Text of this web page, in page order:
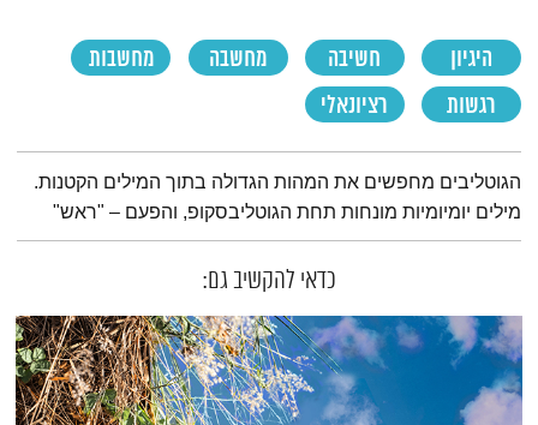
היגיון חשיבה מחשבה
מחשבות
רגשות
רציונאלי
תמצית הפודקאסט
הגוטליבים מחפשים את המהות הגדולה בתוך המילים הקטנות.
מילים יומיומיות מונחות תחת הגוטליבסקופ, והפעם – "ראש"
כדאי להקשיב גם: